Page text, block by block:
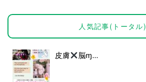
人気記事(トータル)
皮膚 脳ɱ...